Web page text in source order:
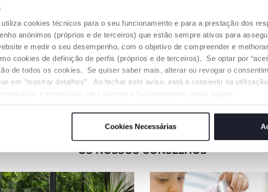
cookies técnicos para o seu funcionamento e para a prestação dos
anónimos (próprios e de terceiros) que estão sempre ativos para
e medir o seu desempenho, com o objetivo de compreender e
cookies de definição de perfis (próprios e de terceiros). Se optar por
de todos os cookies. Se quiser saber mais, alterar ou revogar o
em "mostrar detalhes". Ao fechar este aviso, está a consentir na
Cookies Necessárias
EXCELENTE
FUNCIONALIDADE
As crianças podem usar a
Boneca Muda Fraldas para
transportar a sua Primeira
Boneca e todos os seus
brinquedos e acessórios
Com A Minha Primeira
Boneca e os acessórios da
linha, é fácil e divertido para
as crianças brincarem
inventando o seu mundo e as
suas histórias. Através da
brincadeira, elas aprendem a
OS NOSSOS CONSELHOS